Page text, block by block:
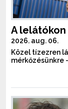
A
2026. aug. 06.
Közel tízezren
mérkőzésünkre